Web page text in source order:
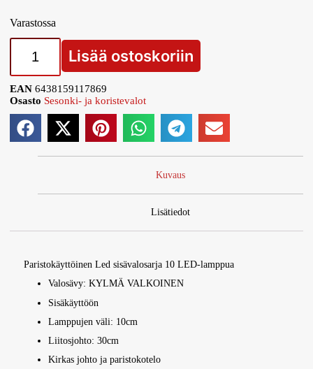
Varastossa
Lisää ostoskoriin
EAN6438159117869
Osasto Sesonki- ja koristevalot
Kuvaus
Lisätiedot
Paristokäyttöinen Led sisävalosarja 10 LED-lamppua
Valosävy: KYLMÄ VALKOINEN
Sisäkäyttöön
Lamppujen väli: 10cm
Liitosjohto: 30cm
Kirkas johto ja paristokotelo